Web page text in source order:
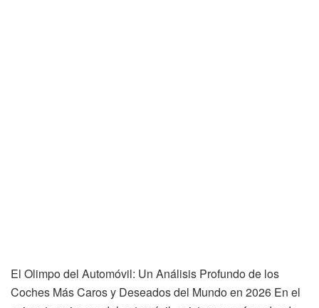
El Olimpo del Automóvil: Un Análisis Profundo de los
Coches Más Caros y Deseados del Mundo en 2026 En el